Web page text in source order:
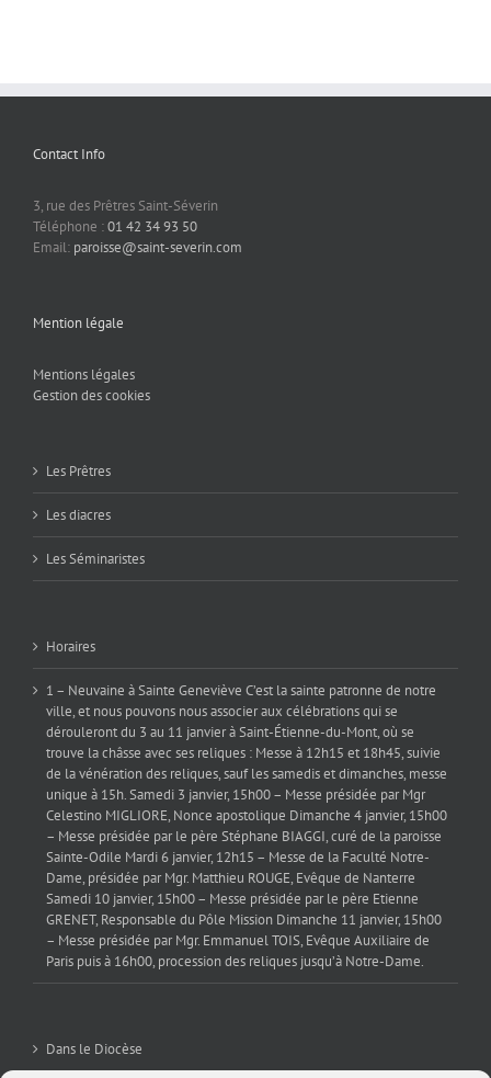
Contact Info
3, rue des Prêtres Saint-Séverin
Téléphone :01 42 34 93 50
Email: paroisse@saint-severin.com
Mention légale
Mentions légales
Gestion des cookies
Les Prêtres
Les diacres
Les Séminaristes
Horaires
1 – Neuvaine à Sainte Geneviève C’est la sainte patronne de notre
ville, et nous pouvons nous associer aux célébrations qui se
dérouleront du 3 au 11 janvier à Saint-Étienne-du-Mont, où se
trouve la châsse avec ses reliques : Messe à 12h15 et 18h45, suivie
de la vénération des reliques, sauf les samedis et dimanches, messe
unique à 15h. Samedi 3 janvier, 15h00 – Messe présidée par Mgr
Celestino MIGLIORE, Nonce apostolique Dimanche 4 janvier, 15h00
– Messe présidée par le père Stéphane BIAGGI, curé de la paroisse
Sainte-Odile Mardi 6 janvier, 12h15 – Messe de la Faculté Notre-
Dame, présidée par Mgr. Matthieu ROUGE, Evêque de Nanterre
Samedi 10 janvier, 15h00 – Messe présidée par le père Etienne
GRENET, Responsable du Pôle Mission Dimanche 11 janvier, 15h00
– Messe présidée par Mgr. Emmanuel TOIS, Evêque Auxiliaire de
Paris puis à 16h00, procession des reliques jusqu’à Notre-Dame.
Dans le Diocèse